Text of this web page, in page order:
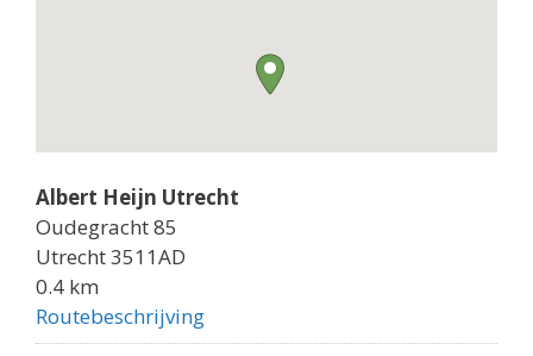
Albert Heijn Utrecht
Oudegracht 85
Utrecht 3511AD
0.4 km
Routebeschrijving